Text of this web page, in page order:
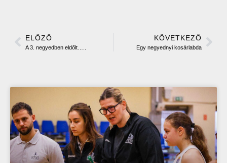
ELŐZŐ
A 3. negyedben eldőlt…..
KÖVETKEZŐ
Egy negyednyi kosárlabda